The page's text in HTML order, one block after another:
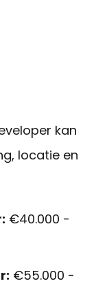
kan
locatie en
€40.000 -
€55.000 -